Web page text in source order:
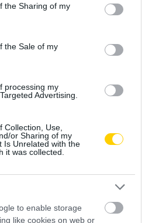
usage behaviour. You may click to
Google and its third-party tags to
specified purposes in below Google
the Sharing of my
the Sale of my
processing my
Advertising.
Collection, Use,
or Sharing of my
Is Unrelated with the
it was collected.
to enable storage
like cookies on web or